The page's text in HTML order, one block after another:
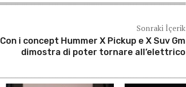
Sonraki İçerik
Con i concept Hummer X Pickup e X Suv Gm
dimostra di poter tornare all’elettrico